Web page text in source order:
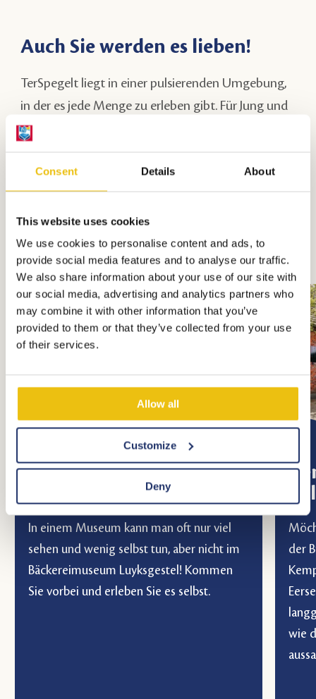
Consent Details About
This website uses cookies
We use cookies to personalise content and ads, to
provide social media features and to analyse our traffic.
We also share information about your use of our site with
our social media, advertising and analytics partners who
may combine it with other information that you’ve
provided to them or that they’ve collected from your use
of their services.
Allow all
Customize
Deny
Auch Sie werden es lieben!
TerSpegelt liegt in einer pulsierenden Umgebung,
in der es jede Menge zu erleben gibt. Für Jung und
Alt gibt es eine Menge zu tun. Möchten Sie mehr
Blick auf die verschiedenen Optionen nebenan.
Zurück zur Übersicht
Bäckereimuseum
In einem Museum kann man oft nur viel
sehen und wenig selbst tun, aber nicht im
Bäckereimuseum Luyksgestel! Kommen
Sie vorbei und erleben Sie es selbst.
der
wie